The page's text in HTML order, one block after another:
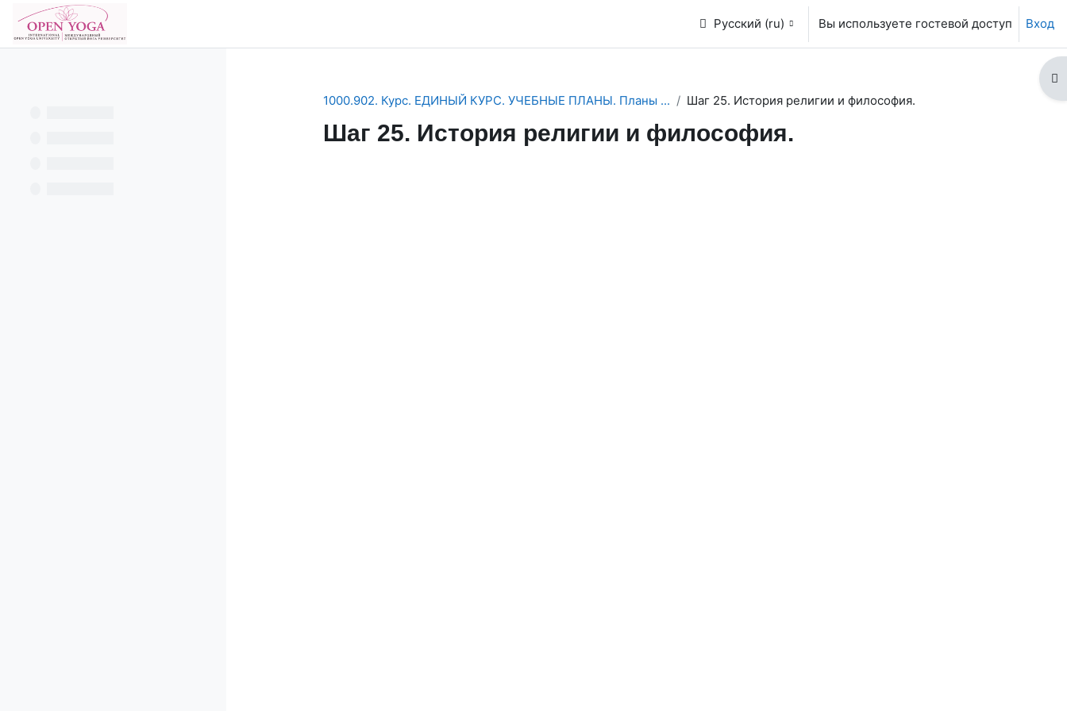
Перейти к основному содержанию
Русский ‎(ru)‎ Вы используете гостевой доступ Вход
1000.902. Курс. ЕДИНЫЙ КУРС. УЧЕБНЫЕ ПЛАНЫ. Планы ...
Шаг 25. История религии и философия.
Шаг 25. История религии и философия.